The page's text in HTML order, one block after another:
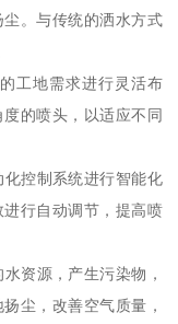
。与传统的洒水方式
工地需求进行灵活布
的喷头，以适应不同
控制系统进行智能化
行自动调节，提高喷
资源，产生污染物，
尘，改善空气质量，